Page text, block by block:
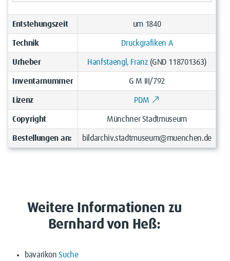
Entstehungszeit um 1840
Technik Druckgrafiken A
Urheber Hanfstaengl, Franz (GND 118701363)
Inventarnummer G M III/792
Lizenz PDM
Copyright Münchner Stadtmuseum
Bestellungen an: bildarchiv.stadtmuseum@muenchen.de
Weitere Informationen zu
Bernhard von Heß:
bavarikonSuche